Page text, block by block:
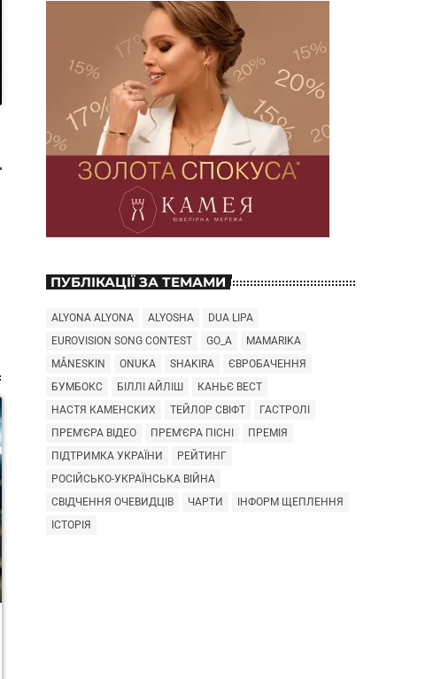
ПУБЛІКАЦІЇ ЗА ТЕМАМИ
ALYONA ALYONA ALYOSHA
DUA LIPA
EUROVISION SONG CONTEST
GO_A
MAMARIKA
MÅNESKIN
ONUKA SHAKIRA
ЄВРОБАЧЕННЯ
БУМБОКС
БІЛЛІ АЙЛІШ
КАНЬЄ ВЕСТ
НАСТЯ КАМЕНСКИХ
ТЕЙЛОР СВІФТ
ГАСТРОЛІ
ПРЕМ'ЄРА ВІДЕО
ПРЕМ'ЄРА ПІСНІ
ПРЕМІЯ
ПІДТРИМКА УКРАЇНИ
РЕЙТИНГ
РОСІЙСЬКО-УКРАЇНСЬКА ВІЙНА
СВІДЧЕННЯ ОЧЕВИДЦІВ
ЧАРТИ
ІНФОРМ ЩЕПЛЕННЯ
ІСТОРІЯ